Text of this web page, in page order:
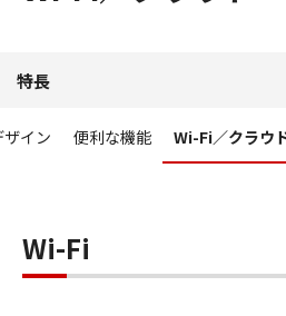
特長
イン 便利な機能 Wi-Fi／クラウ
Wi-Fi